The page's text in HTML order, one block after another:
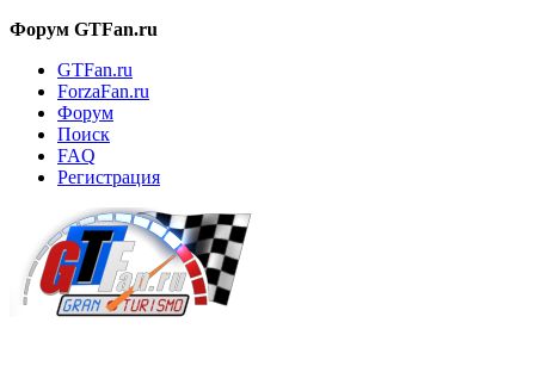
Форум GTFan.ru
GTFan.ru
ForzaFan.ru
Форум
Поиск
FAQ
Регистрация